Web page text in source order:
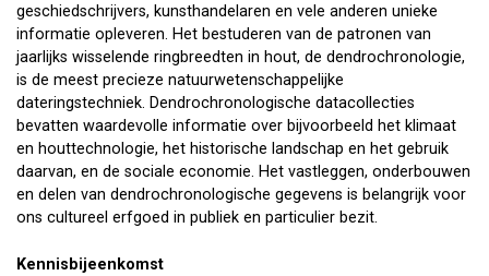
geschiedschrijvers, kunsthandelaren en vele anderen unieke
informatie opleveren. Het bestuderen van de patronen van
jaarlijks wisselende ringbreedten in hout, de dendrochronologie,
is de meest precieze natuurwetenschappelijke
dateringstechniek. Dendrochronologische datacollecties
bevatten waardevolle informatie over bijvoorbeeld het klimaat
en houttechnologie, het historische landschap en het gebruik
daarvan, en de sociale economie. Het vastleggen, onderbouwen
en delen van dendrochronologische gegevens is belangrijk voor
ons cultureel erfgoed in publiek en particulier bezit.
Kennisbijeenkomst